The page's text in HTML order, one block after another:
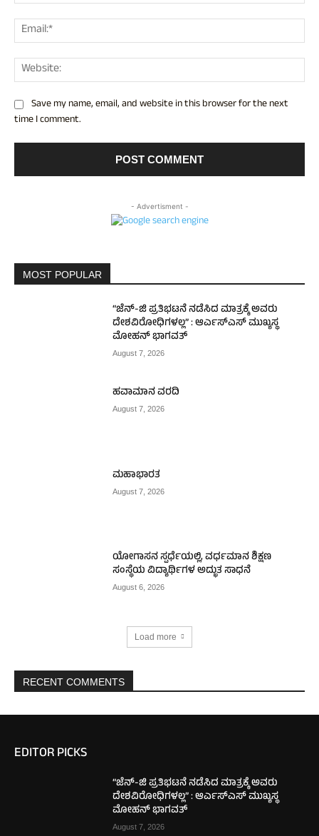
Save my name, email, and website in this browser for the next
time I comment.
- Advertisment -
MOST POPULAR
“ಜೆನ್-ಜಿ ಪ್ರತಿಭಟನೆ ನಡೆಸಿದ ಮಾತ್ರಕ್ಕೆ ಅವರು
ದೇಶವಿರೋಧಿಗಳಲ್ಲ” : ಆರ್ಎಸ್ಎಸ್ ಮುಖ್ಯಸ್ಥ
ಮೋಹನ್ ಭಾಗವತ್
August 7, 2026
ಹವಾಮಾನ ವರದಿ
August 7, 2026
ಮಹಾಭಾರತ
August 7, 2026
ಯೋಗಾಸನ ಸ್ಪರ್ಧೆಯಲ್ಲಿ, ವರ್ಧಮಾನ ಶಿಕ್ಷಣ
ಸಂಸ್ಥೆಯ ವಿದ್ಯಾರ್ಥಿಗಳ ಅದ್ಭುತ ಸಾಧನೆ
August 6, 2026
Load more
RECENT COMMENTS
EDITOR PICKS
“ಜೆನ್-ಜಿ ಪ್ರತಿಭಟನೆ ನಡೆಸಿದ ಮಾತ್ರಕ್ಕೆ ಅವರು
ದೇಶವಿರೋಧಿಗಳಲ್ಲ” : ಆರ್ಎಸ್ಎಸ್ ಮುಖ್ಯಸ್ಥ
ಮೋಹನ್ ಭಾಗವತ್
August 7, 2026